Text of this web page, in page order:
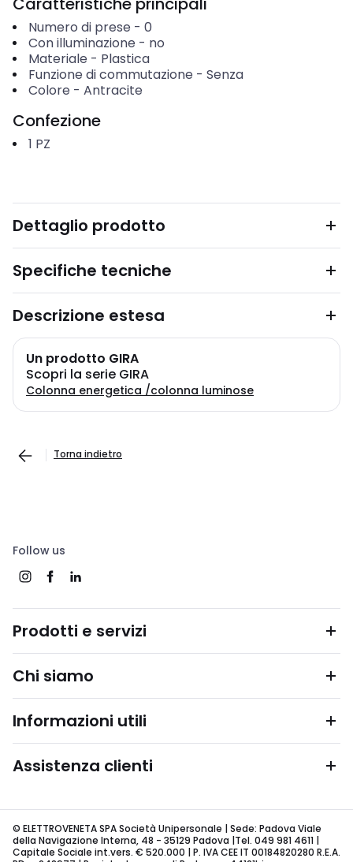
Numero di prese - 0
Con illuminazione - no
Materiale - Plastica
Funzione di commutazione - Senza
Colore - Antracite
Confezione
1 PZ
Dettaglio prodotto
Specifiche tecniche
Descrizione estesa
Un prodotto GIRA
Scopri la serie GIRA
Colonna energetica /colonna luminose
Torna indietro
Follow us
Prodotti e servizi
Chi siamo
Informazioni utili
Assistenza clienti
© ELETTROVENETA SPA Società Unipersonale | Sede: Padova Viale
della Navigazione Interna, 48 - 35129 Padova |Tel. 049 981 4611 |
Capitale Sociale int.vers. € 520.000 | P. IVA CEE IT 00184820280 R.E.A.